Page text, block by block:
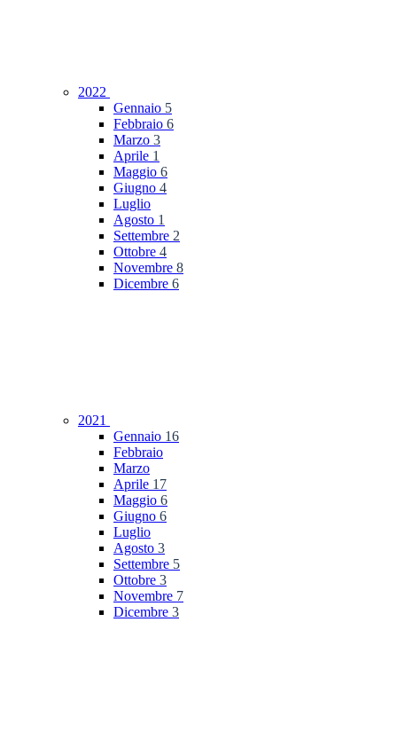
2022
Gennaio 5
Febbraio 6
Marzo 3
Aprile 1
Maggio 6
Giugno 4
Luglio
Agosto 1
Settembre 2
Ottobre 4
Novembre 8
Dicembre 6
2021
Gennaio 16
Febbraio
Marzo
Aprile 17
Maggio 6
Giugno 6
Luglio
Agosto 3
Settembre 5
Ottobre 3
Novembre 7
Dicembre 3